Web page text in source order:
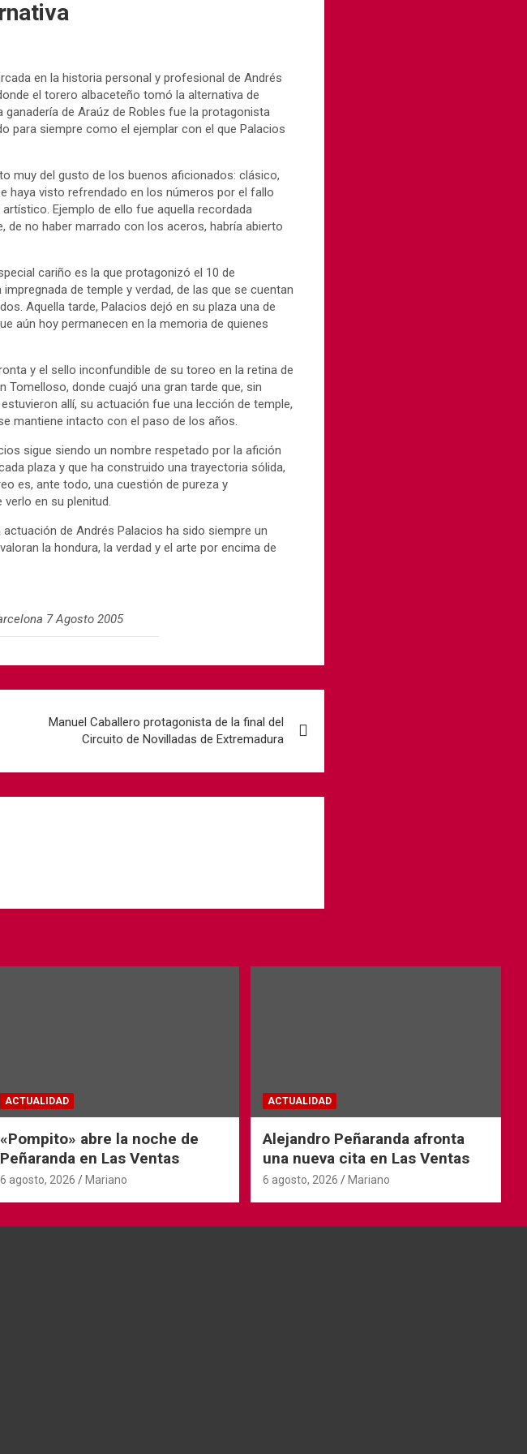
en la historia personal y profesional de Andrés
el torero albaceteño tomó la alternativa de
de Araúz de Robles fue la protagonista
para siempre como el ejemplar con el que Palacios
muy del gusto de los buenos aficionados: clásico,
haya visto refrendado en los números por el fallo
Ejemplo de ello fue aquella recordada
de no haber marrado con los aceros, habría abierto
cariño es la que protagonizó el 10 de
de temple y verdad, de las que se cuentan
Aquella tarde, Palacios dejó en su plaza una de
aún hoy permanecen en la memoria de quienes
y el sello inconfundible de su toreo en la retina de
Tomelloso, donde cuajó una gran tarde que, sin
allí, su actuación fue una lección de temple,
mantiene intacto con el paso de los años.
sigue siendo un nombre respetado por la afición
plaza y que ha construido una trayectoria sólida,
es, ante todo, una cuestión de pureza y
en su plenitud.
de Andrés Palacios ha sido siempre un
la hondura, la verdad y el arte por encima de
7 Agosto 2005
Manuel Caballero protagonista de la final del
Circuito de Novilladas de Extremadura
ACTUALIDAD
«Pompito» abre la noche de
Peñaranda en Las Ventas
6 agosto, 2026 Mariano
ACTUALIDAD
Alejandro Peñaranda afronta
una nueva cita en Las Ventas
6 agosto, 2026 Mariano